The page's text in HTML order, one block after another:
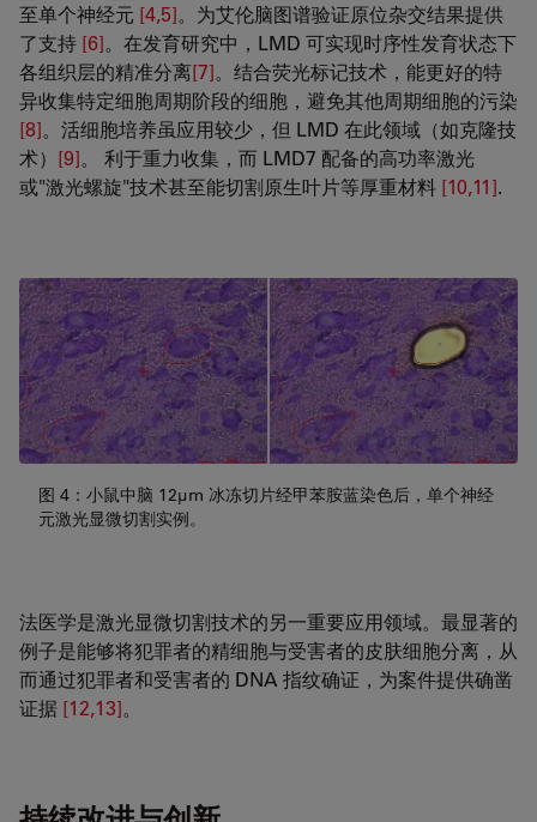
至单个神经元 [4,5]。为艾伦脑图谱验证原位杂交结果提供
了支持 [6]。在发育研究中，LMD 可实现时序性发育状态下
各组织层的精准分离[7]。结合荧光标记技术，能更好的特
异收集特定细胞周期阶段的细胞，避免其他周期细胞的污染
[8]。活细胞培养虽应用较少，但 LMD 在此领域（如克隆技
术） [9]​​​​​​​。 利于重力收集，而 LMD7 配备的高功率激光
或"激光螺旋"技术甚至能切割原生叶片等厚重材料 [10,11]​​​​​​​.
图 4：小鼠中脑 12µm 冰冻切片经甲苯胺蓝染色后，单个神经
元激光显微切割实例。
法医学是激光显微切割技术的另一重要应用领域。最显著的
例子是能够将犯罪者的精细胞与受害者的皮肤细胞分离，从
而通过犯罪者和受害者的 DNA 指纹确证，为案件提供确凿
证据 [12,13]。